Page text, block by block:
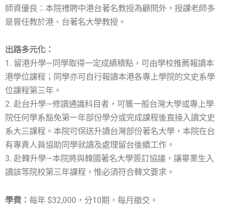
師資優良：本院禮聘中港台著名教授為顧問外，授課老師多
是曾任教於港、台著名大學教授。
出路多元化：
1. 留港升學—同學取得一定成績積點，可由學校推薦報讀本
港學位課程；同學亦可自行報讀本港各專上學院的文史系學
位課程第三年。
2. 赴台升學—修讀通識科目者，可獲一般台灣大學或專上學
院任何學系豁免第一年部份學分或完成課程後直接入讀文史
系大三課程。本院可保送升讀台灣部份著名大學，本院在台
有專責人員協助同學就讀及處理留台後續工作。
3. 赴韓升學—本院將與韓國著名大學簽訂協議，讓畢業生入
讀該等院校第三年課程，惟必須符合韓文要求。
學費： 每年 $32,000，分10期，每月繳交。